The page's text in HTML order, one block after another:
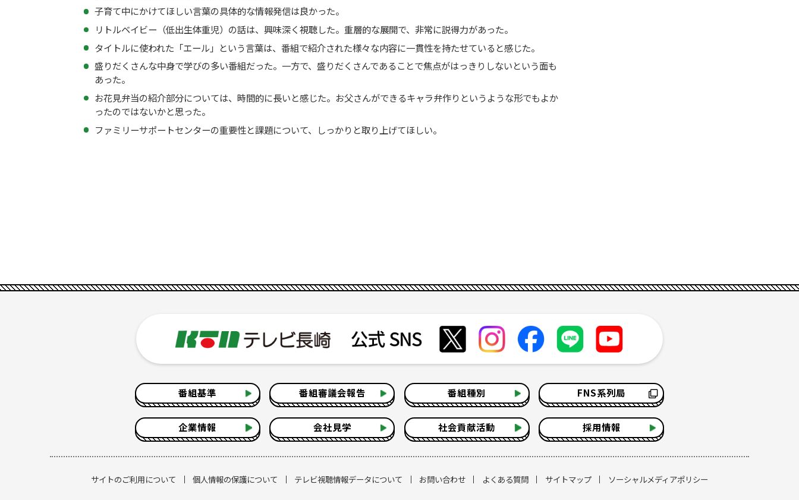
子育て中にかけてほしい言葉の具体的な情報発信は良かった。
リトルベイビー（低出生体重児）の話は、興味深く視聴した。重層的な展開で、非常に説得力があった。
タイトルに使われた「エール」という言葉は、番組で紹介された様々な内容に一貫性を持たせていると感じた。
盛りだくさんな中身で学びの多い番組だった。一方で、盛りだくさんであることで焦点がはっきりしないという面も
あった。
お花見弁当の紹介部分については、時間的に長いと感じた。お父さんができるキャラ弁作りというような形でもよか
ったのではないかと思った。
ファミリーサポートセンターの重要性と課題について、しっかりと取り上げてほしい。
番組基準 番組審議会報告 番組種別 FNS系列局
企業情報 会社見学 社会貢献活動 採用情報
サイトのご利用について 個人情報の保護について テレビ視聴情報データについて お問い合わせ よくある質問 サイトマップ ソーシャルメディアポリシー